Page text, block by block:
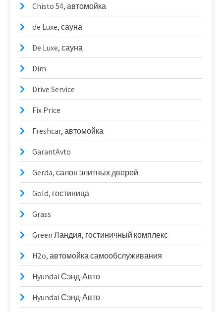
Chisto 54, автомойка
de Luxe, сауна
De Luxe, сауна
Dim
Drive Service
Fix Price
Freshcar, автомойка
GarantAvto
Gerda, салон элитных дверей
Gold, гостиница
Grass
Green Ландия, гостиничный комплекс
H2o, автомойка самообслуживания
Hyundai Сэнд-Авто
Hyundai Сэнд-Авто